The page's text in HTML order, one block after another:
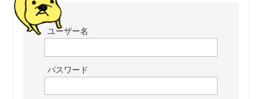
ユーザー名
パスワード